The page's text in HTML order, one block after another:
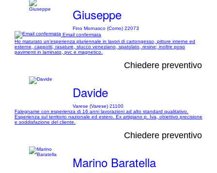
Giuseppe
Fino Mornasco (Como) 22073
Email confermata
Ho maturato un'esperienza pluriennale in lavori di cartongesso, pitture interne ed
esterne, cappotti, rasature, stucco veneziano, spatolato, resine; inoltre poso
pavimenti in laminato, pvc e magnetico.
Chiedere preventivo
Davide
Varese (Varese) 21100
Falegname con esperienza di 16 anni lavorazioni ad alto standard qualitativo.
Esperienza sul territorio nazionale ed estero. Ex artigiano p. Iva, obiettivo precisione
e soddisfazione del cliente.
Chiedere preventivo
Marino Baratella